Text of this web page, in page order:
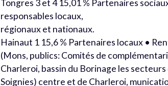
Tongres 3 et 4 15,01 % Partenaires
responsables locaux,
régionaux et nationaux.
Hainaut 1 15,6 % Partenaires locaux •
(Mons, publics: Comités de
Charleroi, bassin du Borinage les
Soignies) centre et de Charleroi,